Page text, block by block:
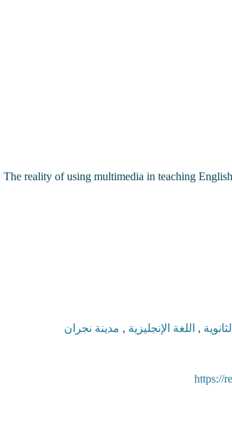
The reality of using multimedia in teaching
, اللغة الإنجليزية , مدينة نجران
https://